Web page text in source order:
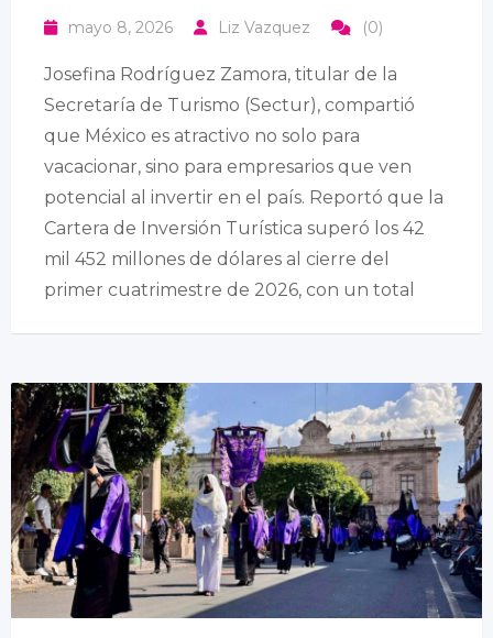
mayo 8, 2026 Liz Vazquez (0)
Josefina Rodríguez Zamora, titular de la
Secretaría de Turismo (Sectur), compartió
que México es atractivo no solo para
vacacionar, sino para empresarios que ven
potencial al invertir en el país. Reportó que la
Cartera de Inversión Turística superó los 42
mil 452 millones de dólares al cierre del
primer cuatrimestre de 2026, con un total